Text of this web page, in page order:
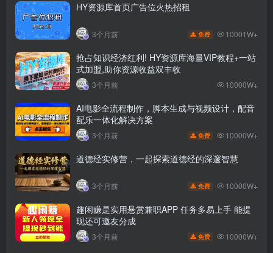
HY资源库首页广告位火热招租
3个月前 免费 10001W+
抢占知识经济红利! HY资源库海量VIP教程+一站
式加盟,助你资源收益双丰收
3个月前 10000W+
AI电影全流程制作，脚本生成与视频设计，配音
配乐一体化解决方案
3个月前 免费 10000W+
道德经实修营，一起探索道德经的深邃智慧
3个月前 免费 10000W+
趣闲赚是实用悬赏兼职APP 任务多易上手 能提
现还可邀友分成
3个月前 免费 10000W+